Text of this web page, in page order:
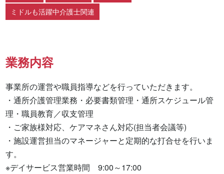
ミドルも活躍中介護士関連
業務内容
事業所の運営や職員指導などを行っていただきます。
・通所介護管理業務・必要書類管理・通所スケジュール管
理・職員教育／収支管理
・ご家族様対応、ケアマネさん対応(担当者会議等)
・施設運営担当のマネージャーと定期的な打合せを行いま
す。
※デイサービス営業時間　9:00～17:00